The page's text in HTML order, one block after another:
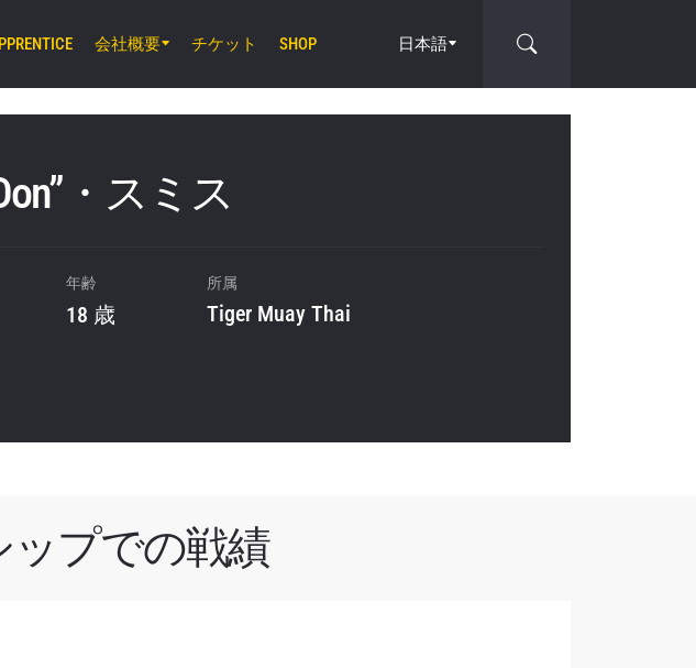
166 & The Inner Circle
会社概要 チケット SHOP 日本語
・スミス
年齢
18 歳
所属
Tiger Muay Thai
ップでの戦績